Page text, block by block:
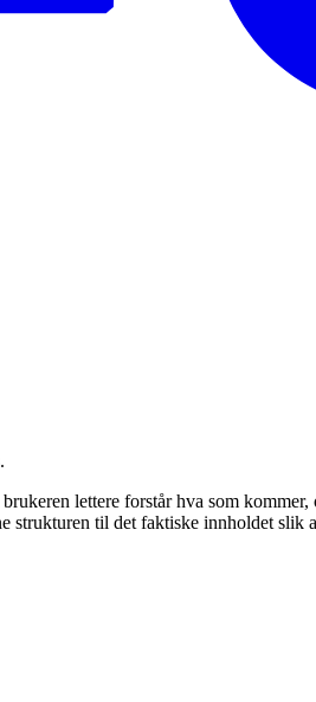
lettere forstår hva som
strukturen til det faktiske innholdet slik